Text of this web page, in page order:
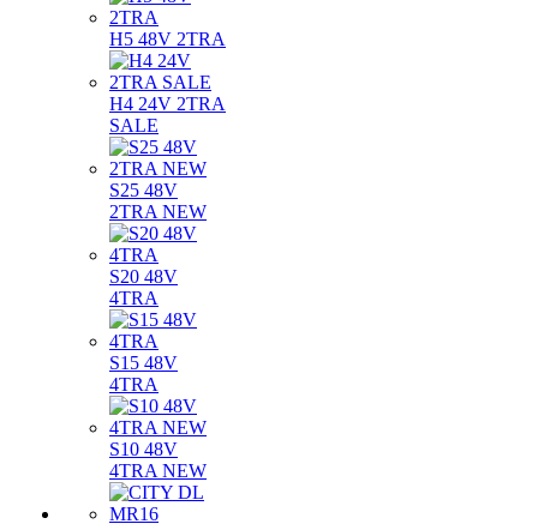
H5 48V 2TRA
H4 24V 2TRA
SALE
S25 48V
2TRA NEW
S20 48V
4TRA
S15 48V
4TRA
S10 48V
4TRA NEW